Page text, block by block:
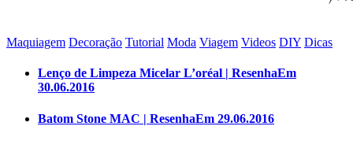
Maquiagem Decoração Tutorial Moda Viagem Videos DIY Dicas
Lenço de Limpeza Micelar L’oréal | ResenhaEm
30.06.2016
Batom Stone MAC | ResenhaEm 29.06.2016